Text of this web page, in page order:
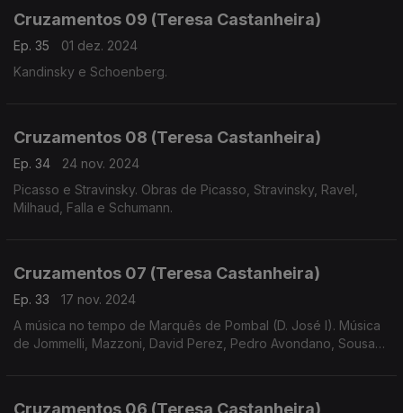
Cruzamentos 09 (Teresa Castanheira)
Ep. 35
01 dez. 2024
Kandinsky e Schoenberg.
Cruzamentos 08 (Teresa Castanheira)
Ep. 34
24 nov. 2024
Picasso e Stravinsky. Obras de Picasso, Stravinsky, Ravel,
Milhaud, Falla e Schumann.
Cruzamentos 07 (Teresa Castanheira)
Ep. 33
17 nov. 2024
A música no tempo de Marquês de Pombal (D. José I). Música
de Jommelli, Mazzoni, David Perez, Pedro Avondano, Sousa
Cruzamentos 06 (Teresa Castanheira)